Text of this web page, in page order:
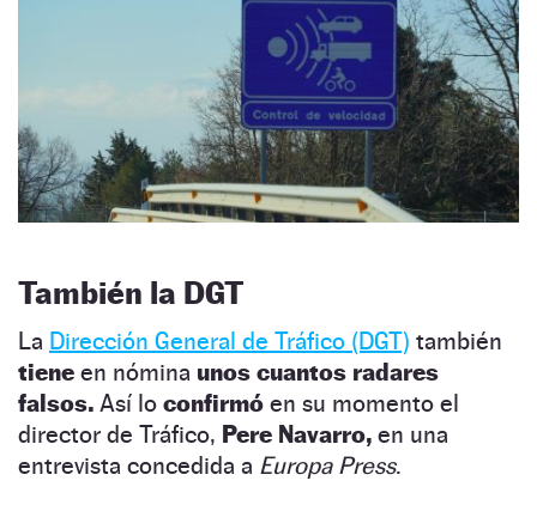
También la DGT
La Dirección General de Tráfico (DGT) también
tiene en nómina unos cuantos radares
falsos. Así lo confirmó en su momento el
director de Tráfico, Pere Navarro, en una
entrevista concedida a Europa Press.